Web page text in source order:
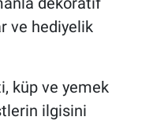
ve hediyelik
küp ve yemek
ilgisini